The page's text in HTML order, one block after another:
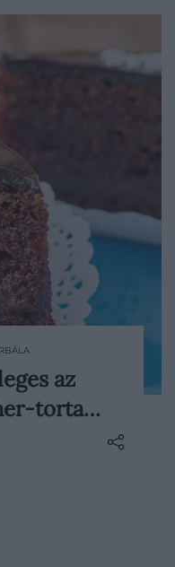
a kifinomult
körül
a Sacher-
mögött
az
torta…